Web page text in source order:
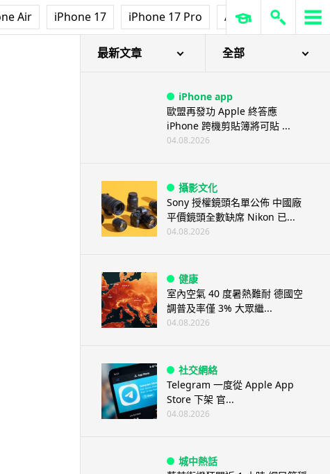
Air iPhone 17 iPhone 17 Pro AirPods Pro 3
最新文章 全部
iPhone app
歐盟再發功 Apple 終答應
iPhone 跨機剪貼簿將可貼 ...
04.08.2026
攝影文化
Sony 授權鏡頭名單公佈 中國廠
平價鏡頭全數缺席 Nikon 已...
04.08.2026
健康
室內空氣 40 度暑熱難耐 德國空
調普及率僅 3% 大眾繼...
04.08.2026
社交網絡
Telegram 一度從 Apple App
Store 下架 官...
04.08.2026
城中熱話